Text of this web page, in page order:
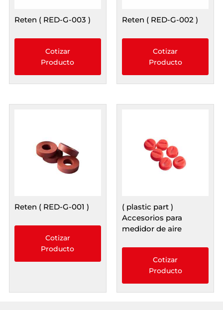
Reten ( RED-G-003 )
Cotizar
Producto
Reten ( RED-G-002 )
Cotizar
Producto
Reten ( RED-G-001 )
Cotizar
Producto
( plastic part )
Accesorios para
medidor de aire
Cotizar
Producto